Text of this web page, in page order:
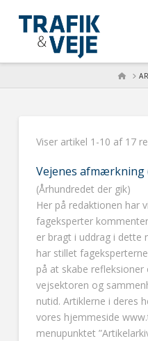
Viser artikel 1-10 af 17
Vejenes afmærkning
(Århundredet der gik)
Her på redaktionen har
fageksperter
er bragt i uddrag i dette
har stillet
på at skabe
vejsektoren og
nutid. Artiklerne i deres
vores hjemmeside
menupunktet